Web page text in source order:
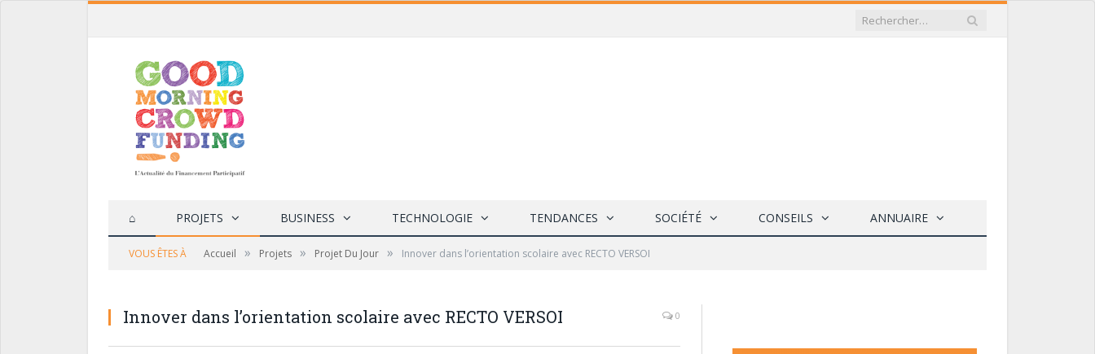
⌂ PROJETS BUSINESS TECHNOLOGIE TENDANCES SOCIÉTÉ CONSEILS ANNUAIRE
VOUS ÊTES À Accueil » Projets » Projet Du Jour » Innover dans l’orientation scolaire avec RECTO VERSOI
Innover dans l’orientation scolaire avec RECTO VERSOI 0